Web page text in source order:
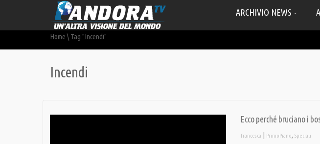
ARCHIVIO NEWS
Home \ Tag "Incendi"
Incendi
Ecco perché bruciano i
francesca | PrimoPiano, Speciali